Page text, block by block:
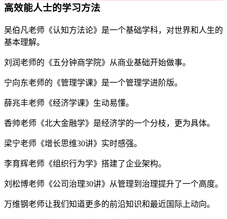
高效能人士的学习方法
吴伯凡老师《认知方法论》是一个基础学科，对世界和人生的
基本理解。
刘润老师的《五分钟商学院》从商业基础开始做事。
宁向东老师的《管理学课》是一个管理学进阶版。
薛兆丰老师《经济学课》生动易懂。
香帅老师《北大金融学》是经济学的一个分枝，更为具体。
梁宁老师《增长思维30讲》实时感强。
李育辉老师《组织行为学》搭建了企业架构。
刘松博老师《公司治理30讲》从管理到治理提升了一个高度。
万维钢老师让我们知道更多的前沿知识和最近国际上动向。